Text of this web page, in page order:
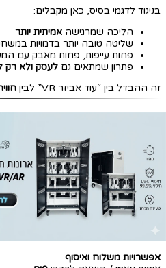
בניגוד לדגמי בסיס, כאן מקבלים:
הליכה שמרגישה אמיתית יותר
שליטה טובה יותר בדמויות
פחות עייפות, פחות מאבק עם
פתרון שמתאים גם לעסק ולא רק
זה ההבדל בין “עוד אביזר VR” לבין
אפשרויות משלוח ואיסוף